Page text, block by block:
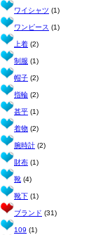
ワイシャツ (1)
ワンピース (1)
上着 (2)
制服 (1)
帽子 (2)
指輪 (2)
甚平 (1)
着物 (2)
腕時計 (2)
財布 (1)
靴 (4)
靴下 (1)
ブランド (31)
109 (1)